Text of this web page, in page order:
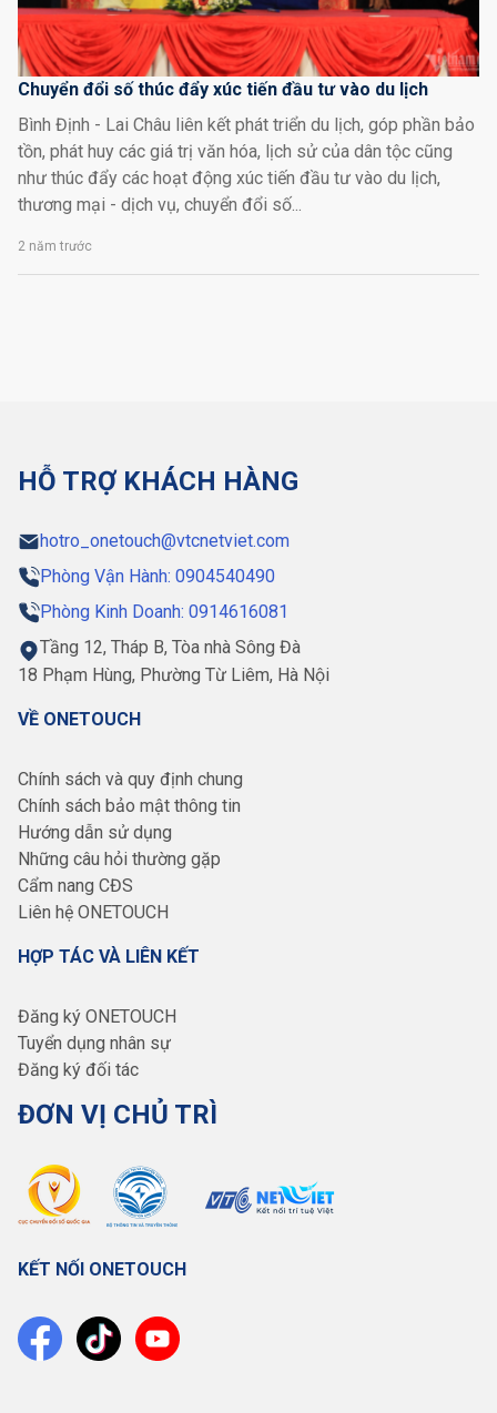
Chuyển đổi số thúc đẩy xúc tiến đầu tư vào du lịch
Bình Định - Lai Châu liên kết phát triển du lịch, góp phần bảo
tồn, phát huy các giá trị văn hóa, lịch sử của dân tộc cũng
như thúc đẩy các hoạt động xúc tiến đầu tư vào du lịch,
thương mại - dịch vụ, chuyển đổi số...
2 năm trước
HỖ TRỢ KHÁCH HÀNG
hotro_onetouch@vtcnetviet.com
Phòng Vận Hành: 0904540490
Phòng Kinh Doanh: 0914616081
Tầng 12, Tháp B, Tòa nhà Sông Đà
18 Phạm Hùng, Phường Từ Liêm, Hà Nội
VỀ ONETOUCH
Chính sách và quy định chung
Chính sách bảo mật thông tin
Hướng dẫn sử dụng
Những câu hỏi thường gặp
Cẩm nang CĐS
Liên hệ ONETOUCH
HỢP TÁC VÀ LIÊN KẾT
Đăng ký ONETOUCH
Tuyển dụng nhân sự
Đăng ký đối tác
ĐƠN VỊ CHỦ TRÌ
KẾT NỐI ONETOUCH